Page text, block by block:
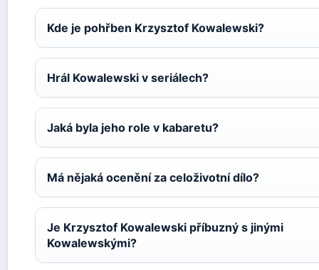
Kde je pohřben Krzysztof Kowalewski?
Hrál Kowalewski v seriálech?
Jaká byla jeho role v kabaretu?
Má nějaká ocenění za celoživotní dílo?
Je Krzysztof Kowalewski příbuzný s jinými
Kowalewskými?